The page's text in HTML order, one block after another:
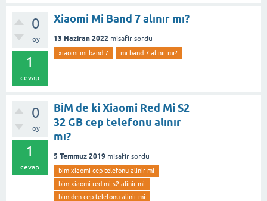
0
oy
1
cevap
Xiaomi Mi Band 7 alınır mı?
13 Haziran 2022 misafir sordu
xiaomi mi band 7 mi band 7 alınır mı?
0
oy
1
cevap
BİM de ki Xiaomi Red Mi S2
32 GB cep telefonu alınır
mı?
5 Temmuz 2019 misafir sordu
bim xiaomi cep telefonu alinir mi
bim xiaomi red mi s2 alinir mi
bim den cep telefonu alinir mi